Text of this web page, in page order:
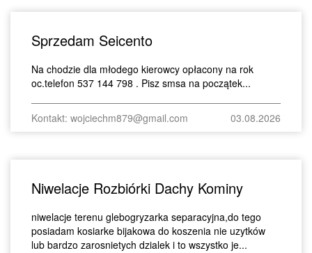
Sprzedam Seicento
Na chodzie dla młodego kierowcy opłacony na rok
oc.telefon 537 144 798 . Pisz smsa na początek...
Kontakt: wojciechm879@gmail.com 03.08.2026
Niwelacje Rozbiórki Dachy Kominy
niwelacje terenu glebogryzarka separacyjna,do tego
posiadam kosiarke bijakowa do koszenia nie uzytków
lub bardzo zarosnietych dzialek i to wszystko je...